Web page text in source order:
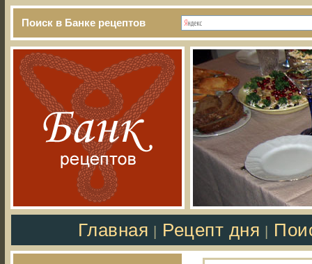
Поиск в Банке рецептов
Главная Рецепт дня